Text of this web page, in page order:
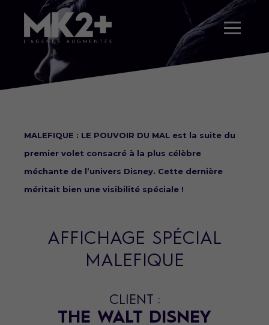
MALEFIQUE : LE POUVOIR DU MAL est la suite du
premier volet consacré à la plus célèbre
méchante de l’univers Disney. Cette dernière
méritait bien une visibilité spéciale !
AFFICHAGE SPÉCIAL
MALEFIQUE
CLIENT :
THE WALT DISNEY